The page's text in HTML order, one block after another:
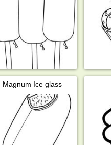
Magnum Ice glass